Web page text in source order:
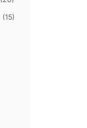
(15)